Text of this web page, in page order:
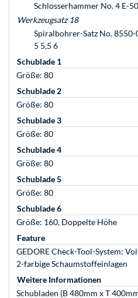
Schlosserhammer No. 4 E-
Werkzeugsatz 18
Spiralbohrer-Satz No. 8550-
5 5,5 6
Schublade 1
Größe: 80
Schublade 2
Größe: 80
Schublade 3
Größe: 80
Schublade 4
Größe: 80
Schublade 5
Größe: 80
Schublade 6
Größe: 160, Doppelte Höhe
Feature
GEDORE Check-Tool-System:
2-farbige Schaumstoffeinlagen
Weitere Informationen
Schubladen (B 480mm x T